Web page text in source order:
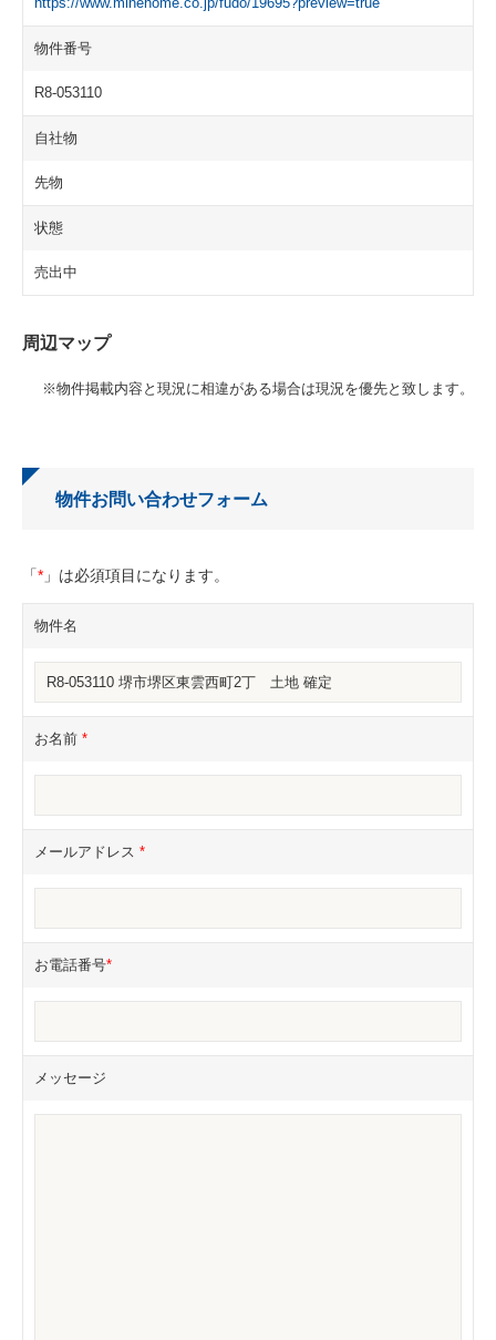
物件番号
R8-053110
自社物
先物
状態
売出中
周辺マップ
※物件掲載内容と現況に相違がある場合は現況を優先と致します。
物件お問い合わせフォーム
「* 」は必須項目になります。
物件名
お名前 *
メールアドレス *
お電話番号*
メッセージ